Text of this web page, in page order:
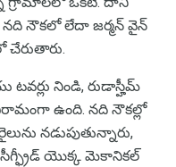
నది నౌకలో లేదా జర్మన్ వైన్
చేరుతారు.
టవర్లు నిండి, రుడాస్హీమ్
ఉంది. నది నౌకల్లో
నడుపుతున్నారు,
యొక్క మెకానికల్